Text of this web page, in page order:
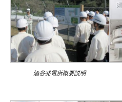
酒谷発電所概要説明